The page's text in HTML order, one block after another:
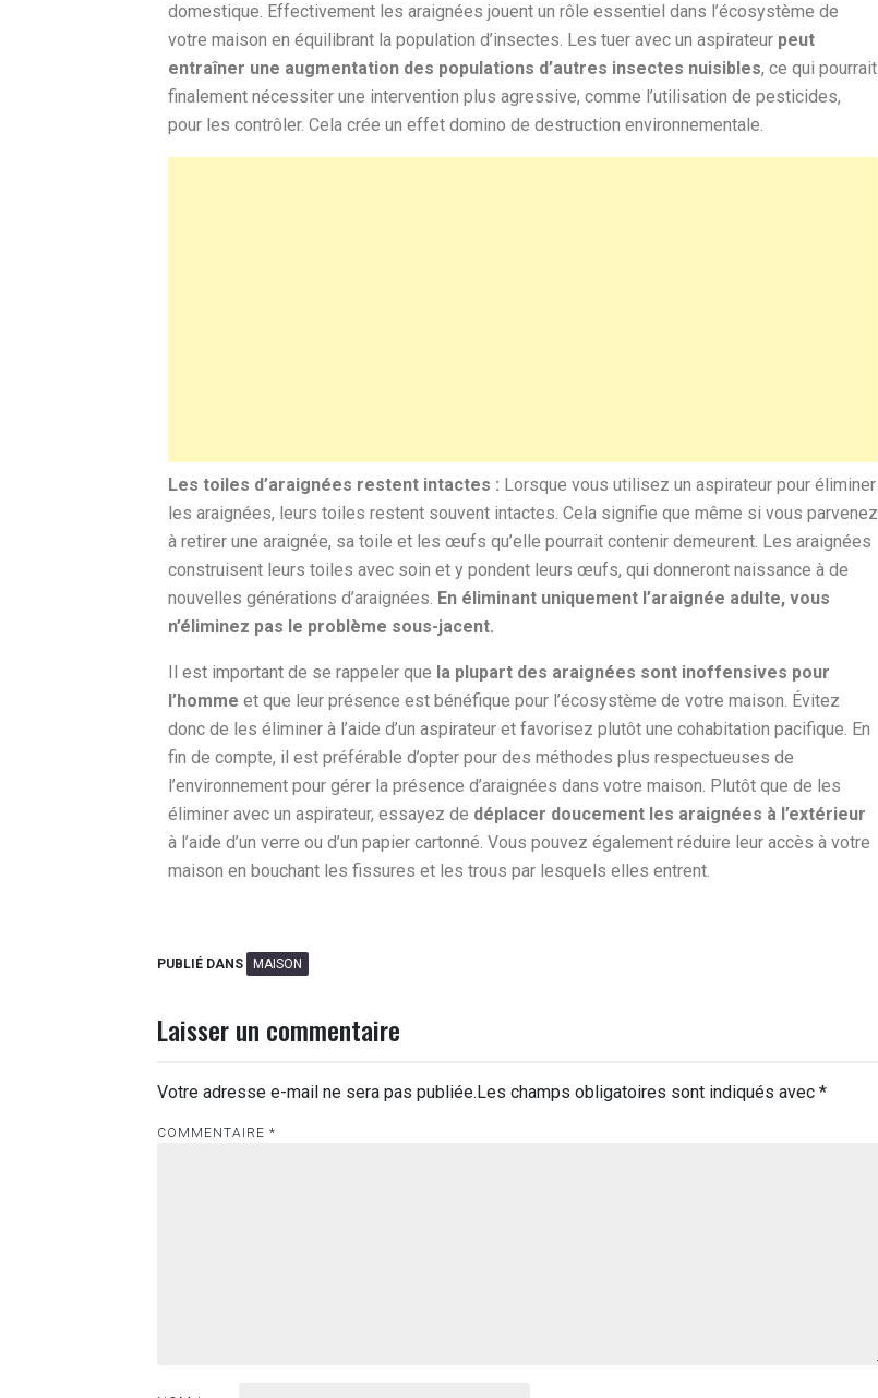
domestique. Effectivement les araignées jouent un rôle essentiel dans l’écosystème de
votre maison en équilibrant la population d’insectes. Les tuer avec un aspirateur peut
entraîner une augmentation des populations d’autres insectes nuisibles, ce qui pourrait
finalement nécessiter une intervention plus agressive, comme l’utilisation de pesticides,
pour les contrôler. Cela crée un effet domino de destruction environnementale.
Les toiles d’araignées restent intactes : Lorsque vous utilisez un aspirateur pour éliminer
les araignées, leurs toiles restent souvent intactes. Cela signifie que même si vous parvenez
à retirer une araignée, sa toile et les œufs qu’elle pourrait contenir demeurent. Les araignées
construisent leurs toiles avec soin et y pondent leurs œufs, qui donneront naissance à de
nouvelles générations d’araignées. En éliminant uniquement l’araignée adulte, vous
n’éliminez pas le problème sous-jacent.
Il est important de se rappeler que la plupart des araignées sont inoffensives pour
l’homme et que leur présence est bénéfique pour l’écosystème de votre maison. Évitez
donc de les éliminer à l’aide d’un aspirateur et favorisez plutôt une cohabitation pacifique. En
fin de compte, il est préférable d’opter pour des méthodes plus respectueuses de
l’environnement pour gérer la présence d’araignées dans votre maison. Plutôt que de les
éliminer avec un aspirateur, essayez de déplacer doucement les araignées à l’extérieur
à l’aide d’un verre ou d’un papier cartonné. Vous pouvez également réduire leur accès à votre
maison en bouchant les fissures et les trous par lesquels elles entrent.
PUBLIÉ DANS MAISON
Laisser un commentaire
Votre adresse e-mail ne sera pas publiée. Les champs obligatoires sont indiqués avec *
COMMENTAIRE *